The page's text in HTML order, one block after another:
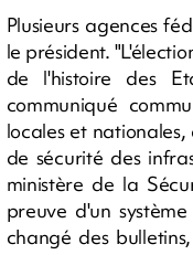
Plusieurs agences
le président.
de l'histoire des
communiqué
locales et
de sécurité des
ministère de la
preuve d'un
changé des